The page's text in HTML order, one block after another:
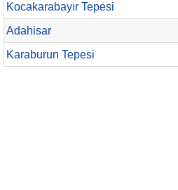
Kocakarabayır Tepesi
Adahisar
Karaburun Tepesi